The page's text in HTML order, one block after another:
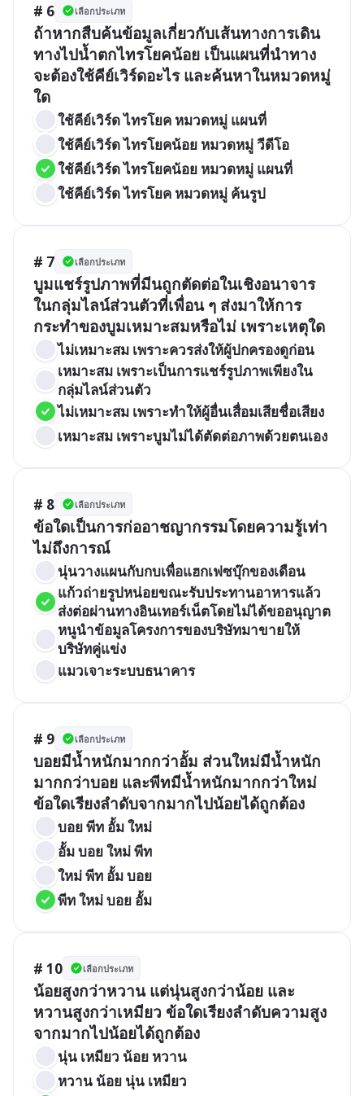
# 6 เลือกประเภท
ถ้าหากสืบค้นข้อมูลเกี่ยวกับเส้นทางการเดิน
ทางไปน้ำตกไทรโยคน้อย เป็นแผนที่นำทาง
จะต้องใช้คีย์เวิร์ดอะไร และค้นหาในหมวดหมู่
ใด
ใช้คีย์เวิร์ด ไทรโยค หมวดหมู่ แผนที่
ใช้คีย์เวิร์ด ไทรโยคน้อย หมวดหมู่ วีดีโอ
ใช้คีย์เวิร์ด ไทรโยคน้อย หมวดหมู่ แผนที่
ใช้คีย์เวิร์ด ไทรโยค หมวดหมู่ ค้นรูป
# 7 เลือกประเภท
บูมแชร์รูปภาพที่มีนถูกตัดต่อในเชิงอนาจาร
ในกลุ่มไลน์ส่วนตัวที่เพื่อน ๆ ส่งมาให้การ
กระทำของบูมเหมาะสมหรือไม่ เพราะเหตุใด
ไม่เหมาะสม เพราะควรส่งให้ผู้ปกครองดูก่อน
เหมาะสม เพราะเป็นการแชร์รูปภาพเพียงใน
กลุ่มไลน์ส่วนตัว
ไม่เหมาะสม เพราะทำให้ผู้อื่นเสื่อมเสียชื่อเสียง
เหมาะสม เพราะบูมไม่ได้ตัดต่อภาพด้วยตนเอง
# 8 เลือกประเภท
ข้อใดเป็นการก่ออาชญากรรมโดยความรู้เท่า
ไม่ถึงการณ์
นุ่นวางแผนกับกบเพื่อแฮกเฟซบุ๊กของเดือน
แก้วถ่ายรูปหน่อยขณะรับประทานอาหารแล้ว
ส่งต่อผ่านทางอินเทอร์เน็ตโดยไม่ได้ขออนุญาต
หนูนำข้อมูลโครงการของบริษัทมาขายให้
บริษัทคู่แข่ง
แมวเจาะระบบธนาคาร
# 9 เลือกประเภท
บอยมีน้ำหนักมากกว่าอั้ม ส่วนใหม่มีน้ำหนัก
มากกว่าบอย และพีทมีน้ำหนักมากกว่าใหม่
ข้อใดเรียงลำดับจากมากไปน้อยได้ถูกต้อง
บอย พีท อั้ม ใหม่
อั้ม บอย ใหม่ พีท
ใหม่ พีท อั้ม บอย
พีท ใหม่ บอย อั้ม
# 10 เลือกประเภท
น้อยสูงกว่าหวาน แต่นุ่นสูงกว่าน้อย และ
หวานสูงกว่าเหมียว ข้อใดเรียงลำดับความสูง
จากมากไปน้อยได้ถูกต้อง
นุ่น เหมียว น้อย หวาน
หวาน น้อย นุ่น เหมียว